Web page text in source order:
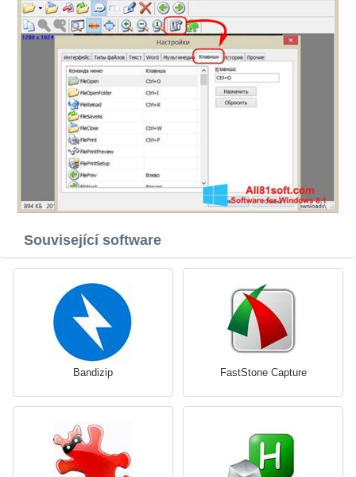
Související software
Bandizip FastStone Capture